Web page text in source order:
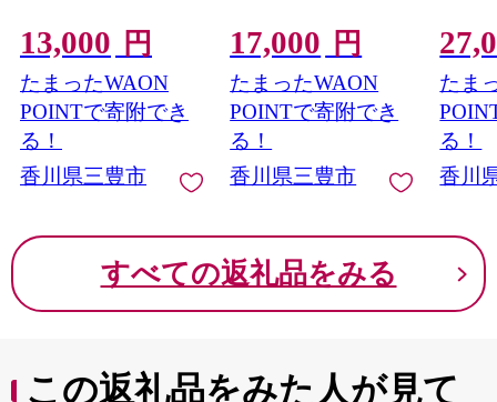
13,000 円
たまったWAON
POINTで寄附でき
る！
香川県三豊市
17,000 円
たまったWAON
POINTで寄附でき
る！
香川県三豊市
たま
る！
香川
すべての返礼品をみる
この返礼品をみた人が見て